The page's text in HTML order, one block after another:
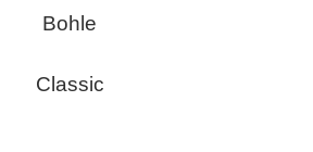
Bohle
Classic